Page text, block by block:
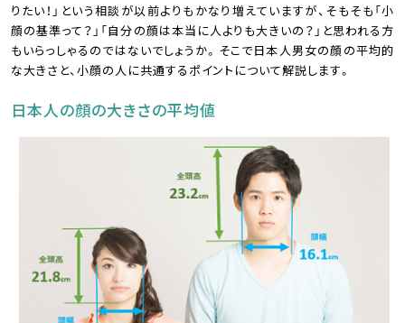
りたい！」という相談が以前よりもかなり増えていますが、そもそも「小
顔の基準って？」「自分の顔は本当に人よりも大きいの？」と思われる方
もいらっしゃるのではないでしょうか。そこで日本人男女の顔の平均的
な大きさと、小顔の人に共通するポイントについて解説します。
日本人の顔の大きさの平均値